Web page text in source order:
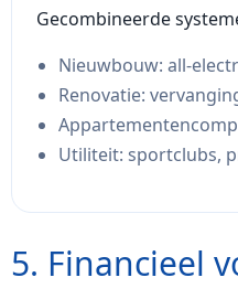
Gecombineerde
Nieuwbouw: all-
Renovatie:
Utiliteit: sportclubs,
5. Financieel